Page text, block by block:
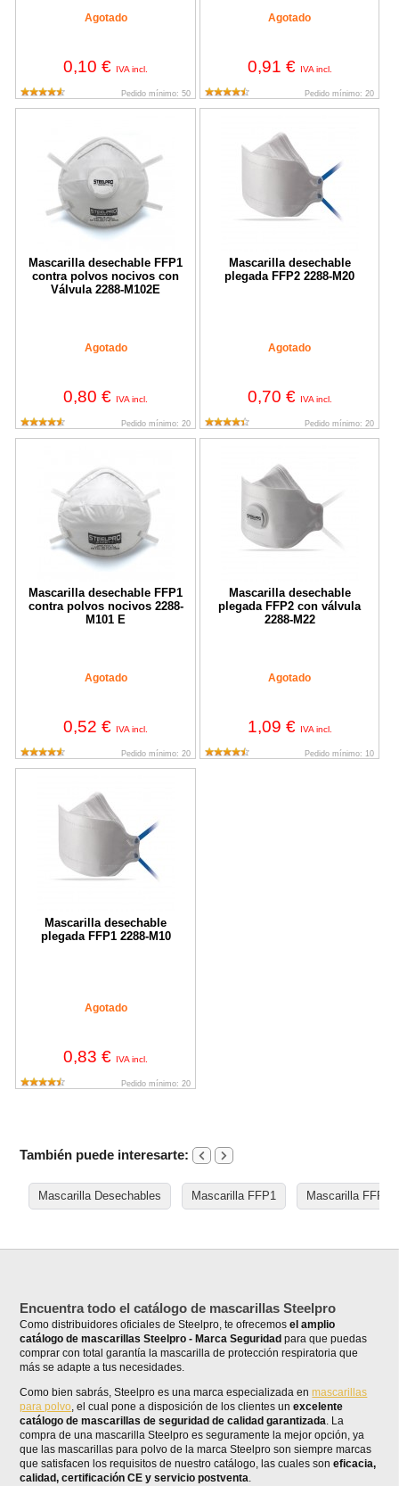
Agotado
0,10 € IVA incl.
Pedido mínimo: 50
Agotado
0,91 € IVA incl.
Pedido mínimo: 20
Mascarilla desechable FFP1
contra polvos nocivos con
Válvula 2288-M102E
Agotado
0,80 € IVA incl.
Pedido mínimo: 20
Mascarilla desechable
plegada FFP2 2288-M20
Agotado
0,70 € IVA incl.
Pedido mínimo: 20
Mascarilla desechable FFP1
contra polvos nocivos 2288-
M101 E
Agotado
0,52 € IVA incl.
Pedido mínimo: 20
Mascarilla desechable
plegada FFP2 con válvula
2288-M22
Agotado
1,09 € IVA incl.
Pedido mínimo: 10
Mascarilla desechable
plegada FFP1 2288-M10
Agotado
0,83 € IVA incl.
Pedido mínimo: 20
También puede interesarte:
Mascarilla Desechables Mascarilla FFP1 Mascarilla FFP3
Encuentra todo el catálogo de mascarillas Steelpro
Como distribuidores oficiales de Steelpro, te ofrecemosel amplio
catálogo de mascarillasSteelpro - Marca Seguridad para que puedas
comprar con total garantía la mascarilla de protección respiratoria que
más se adapte a tus necesidades.
Como bien sabrás, Steelpro es una marca especializada enmascarillas
para polvo, el cual pone a disposición de los clientes unexcelente
catálogo de mascarillas de seguridad de calidad garantizada. La
compra de una mascarilla Steelpro es seguramente la mejor opción, ya
que las mascarillas para polvo de la marca Steelpro son siempre marcas
que satisfacen los requisitos de nuestro catálogo, las cuales soneficacia,
calidad, certificación CE y servicio postventa.